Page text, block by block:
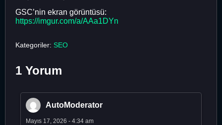
GSC’nin ekran görüntüsü:
https://imgur.com/a/AAa1DYn
Kategoriler: SEO
1 Yorum
AutoModerator
Mayıs 17, 2026 - 4:34 am